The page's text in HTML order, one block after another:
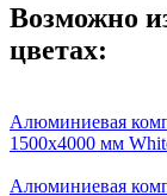
Возможно
цветах:
Алюминиевая
1500х4000 мм
Алюминиевая